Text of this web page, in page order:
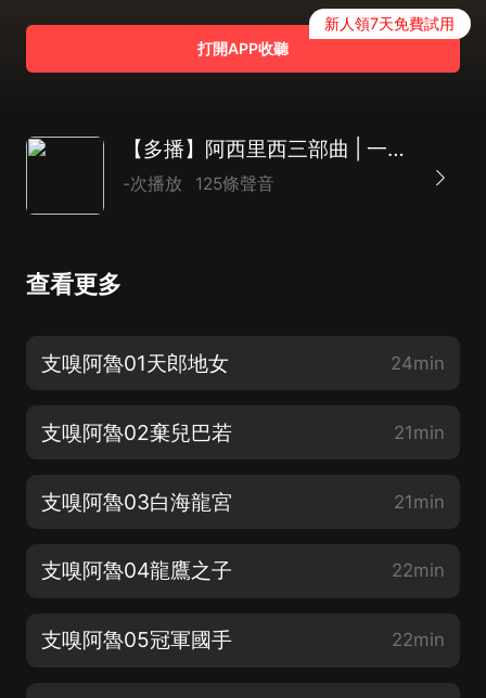
打開APP收聽
新人領7天免費試用
【多播】阿西里西三部曲 | 一段歷史神話故事
-次播放 125條聲音
查看更多
支嗅阿魯01天郎地女 24min
支嗅阿魯02棄兒巴若 21min
支嗅阿魯03白海龍宮 21min
支嗅阿魯04龍鷹之子 22min
支嗅阿魯05冠軍國手 22min